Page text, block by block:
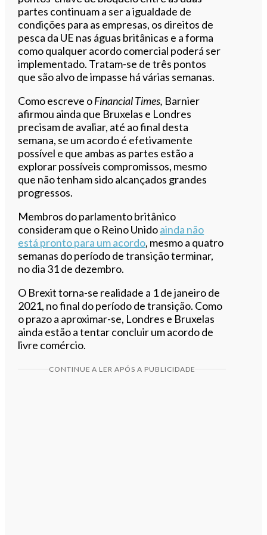
partes continuam a ser a igualdade de
condições para as empresas, os direitos de
pesca da UE nas águas britânicas e a forma
como qualquer acordo comercial poderá ser
implementado. Tratam-se de três pontos
que são alvo de impasse há várias semanas.
Como escreve oFinancial Times, Barnier
afirmou ainda que Bruxelas e Londres
precisam de avaliar, até ao final desta
semana, se um acordo é efetivamente
possível e que ambas as partes estão a
explorar possíveis compromissos, mesmo
que não tenham sido alcançados grandes
progressos.
Membros do parlamento britânico
consideram que o Reino Unidoainda não
está pronto para um acordo, mesmo a quatro
semanas do período de transição terminar,
no dia 31 de dezembro.
O Brexit torna-se realidade a 1 de janeiro de
2021, no final do período de transição. Como
o prazo a aproximar-se, Londres e Bruxelas
ainda estão a tentar concluir um acordo de
livre comércio.
CONTINUE A LER APÓS A PUBLICIDADE